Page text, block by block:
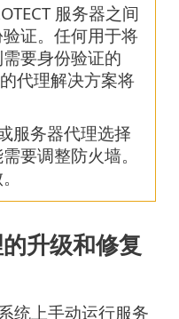
服务器之间
证。任何用于将
要身份验证的
的代理解决方案将
服务器代理选择
要调整防火墙。
升级和修复
统上手动运行服务